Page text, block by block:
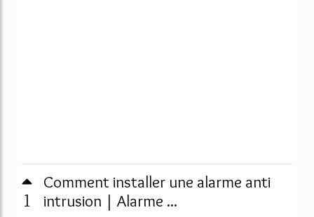
1
Comment installer une alarme anti
intrusion | Alarme ...